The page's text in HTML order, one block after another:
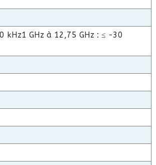
kHz1 GHz à 12,75 GHz : ≤ -30